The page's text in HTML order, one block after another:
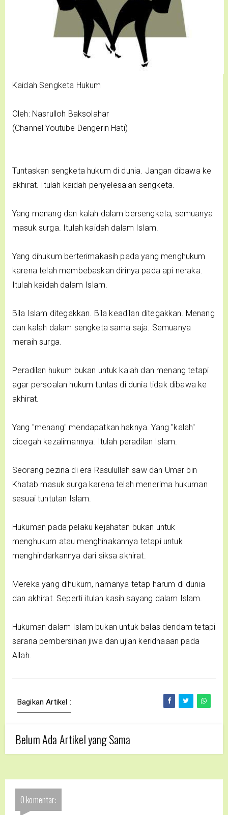
Kaidah Sengketa Hukum
Oleh: Nasrulloh Baksolahar
(Channel Youtube Dengerin Hati)
Tuntaskan sengketa hukum di dunia. Jangan dibawa ke
akhirat. Itulah kaidah penyelesaian sengketa.
Yang menang dan kalah dalam bersengketa, semuanya
masuk surga. Itulah kaidah dalam Islam.
Yang dihukum berterimakasih pada yang menghukum
karena telah membebaskan dirinya pada api neraka.
Itulah kaidah dalam Islam.
Bila Islam ditegakkan. Bila keadilan ditegakkan. Menang
dan kalah dalam sengketa sama saja. Semuanya
meraih surga.
Peradilan hukum bukan untuk kalah dan menang tetapi
agar persoalan hukum tuntas di dunia tidak dibawa ke
akhirat.
Yang "menang" mendapatkan haknya. Yang "kalah"
dicegah kezalimannya. Itulah peradilan Islam.
Seorang pezina di era Rasulullah saw dan Umar bin
Khatab masuk surga karena telah menerima hukuman
sesuai tuntutan Islam.
Hukuman pada pelaku kejahatan bukan untuk
menghukum atau menghinakannya tetapi untuk
menghindarkannya dari siksa akhirat.
Mereka yang dihukum, namanya tetap harum di dunia
dan akhirat. Seperti itulah kasih sayang dalam Islam.
Hukuman dalam Islam bukan untuk balas dendam tetapi
sarana pembersihan jiwa dan ujian keridhaaan pada
Allah.
Bagikan Artikel :
Belum Ada Artikel yang Sama
0 komentar: